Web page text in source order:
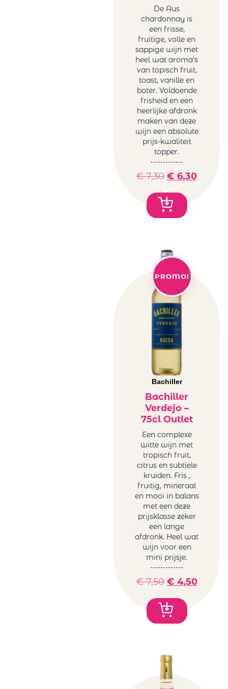
De Aus
chardonnay is
een frisse,
fruitige, volle en
sappige wijn met
heel wat aroma’s
van topisch fruit,
toast, vanille en
boter. Voldoende
frisheid en een
heerlijke afdronk
maken van deze
wijn een absolute
prijs-kwaliteit
topper.
€7,30 € 6,30
PROMO!
Bachiller
Bachiller
Verdejo –
75cl Outlet
Een complexe
witte wijn met
tropisch fruit,
citrus en subtiele
kruiden. Fris ,
fruitig, mineraal
en mooi in balans
met een deze
prijsklasse zeker
een lange
afdronk. Heel wat
wijn voor een
mini prijsje.
€7,50 € 4,50